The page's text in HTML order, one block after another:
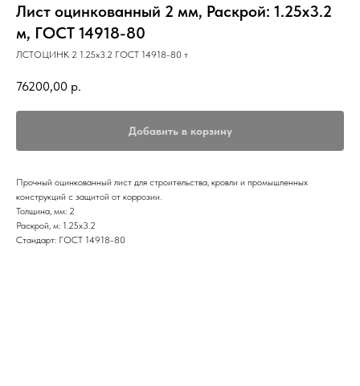
Лист оцинкованный 2 мм, Раскрой: 1.25х3.2
м, ГОСТ 14918-80
ЛСТОЦИНК 2 1.25х3.2 ГОСТ 14918-80 т
76200,00 р.
Добавить в корзину
Прочный оцинкованный лист для строительства, кровли и промышленных
конструкций с защитой от коррозии.
Толщина, мм: 2
Раскрой, м: 1.25х3.2
Стандарт: ГОСТ 14918-80